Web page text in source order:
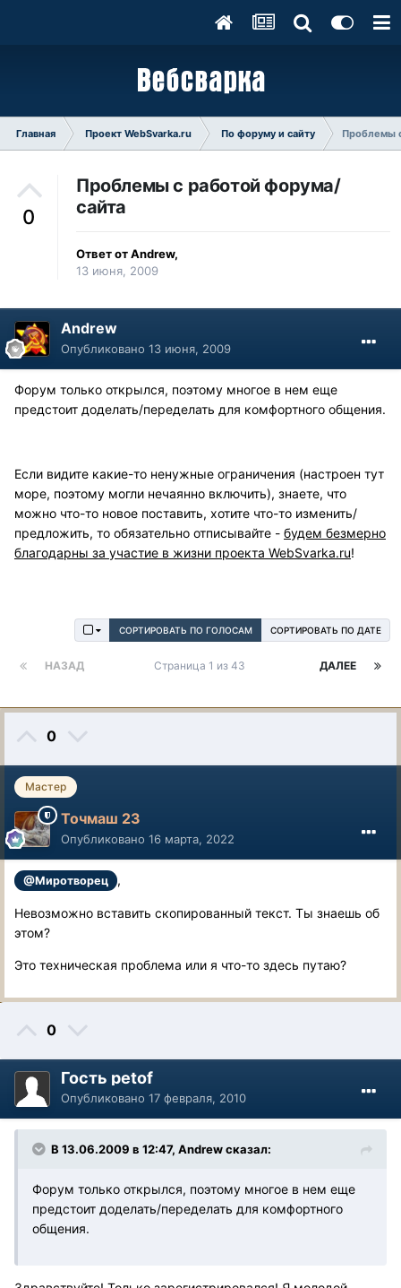
Главная Проект WebSvarka.ru По форуму и сайту Проблемы
0
Проблемы с работой форума/
сайта
Ответ отAndrew,
13 июня, 2009
Andrew
Опубликовано 13 июня, 2009
Форум только открылся, поэтому многое в нем еще
предстоит доделать/переделать для комфортного общения.
Если видите какие-то ненужные ограничения (настроен тут
море, поэтому могли нечаянно включить), знаете, что
можно что-то новое поставить, хотите что-то изменить/
предложить, то обязательно отписывайте - будем безмерно
благодарны за участие в жизни проекта WebSvarka.ru!
СОРТИРОВАТЬ ПО ГОЛОСАМ СОРТИРОВАТЬ ПО ДАТЕ
НАЗАД ДАЛЕЕ
Страница 1 из 43
0
Мастер
Точмаш 23
Опубликовано 16 марта, 2022
@Миротворец ,
Невозможно вставить скопированный текст. Ты знаешь об
этом?
Это техническая проблема или я что-то здесь путаю?
0
Гость petof
Опубликовано 17 февраля, 2010
В 13.06.2009 в 12:47, Andrew сказал:
Форум только открылся, поэтому многое в нем еще
предстоит доделать/переделать для комфортного
общения.